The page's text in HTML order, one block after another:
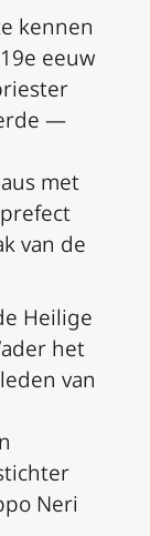
kennen
eeuw
—
met
van de
Heilige
het
van
Neri